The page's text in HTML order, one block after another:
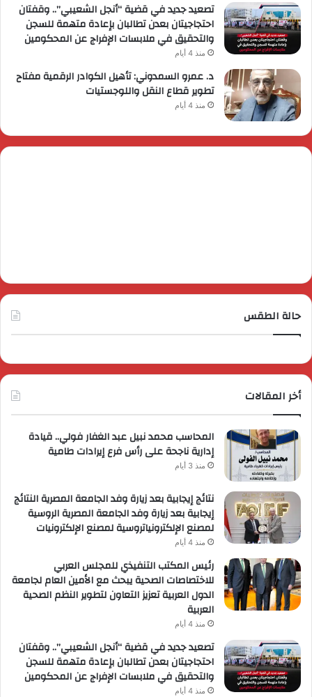
تصعيد جديد في قضية “أنجل الشعيبي”.. وقفتان
احتجاجيتان بعدن تطالبان بإعادة متهمة للسجن
والتحقيق في ملابسات الإفراج عن المحكومين
منذ 4 أيام
د. عمرو السمدوني: تأهيل الكوادر الرقمية مفتاح
تطوير قطاع النقل واللوجستيات
منذ 4 أيام
حالة الطقس
أخر المقالات
المحاسب محمد نبيل عبد الغفار فولي.. قيادة
إدارية ناجحة على رأس فرع إيرادات طامية
منذ 3 أيام
نتائج إيجابية بعد زيارة وفد الجامعة المصرية النتائج
إيجابية بعد زيارة وفد الجامعة المصرية الروسية
لمصنع الإلكترونياتروسية لمصنع الإلكترونيات
منذ 4 أيام
رئيس المكتب التنفيذي للمجلس العربي
للاختصاصات الصحية يبحث مع الأمين العام لجامعة
الدول العربية تعزيز التعاون لتطوير النظم الصحية
العربية
منذ 4 أيام
تصعيد جديد في قضية “أنجل الشعيبي”.. وقفتان
احتجاجيتان بعدن تطالبان بإعادة متهمة للسجن
والتحقيق في ملابسات الإفراج عن المحكومين
منذ 4 أيام